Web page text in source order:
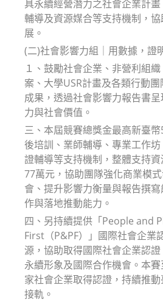
具永續經營潛力之社會企業計
輔導及資源媒合等支持機制，
展。
(二)社會影響力組｜用數據，證
１、鼓勵社會企業、非營利組織
案、大學USR計畫及各類行動
成果，透過社會影響力報告書
力與社會價值。
三、本屆競賽總獎金最高新臺
後培訓、業師輔導、專業工作
證輔導等支持機制，整體支持
77萬元，協助團隊強化商業模
會、提升影響力衡量與報告撰
作與落地推動能力。
四、另持續提供「People and
First（P&PF）」國際社會企業
源，協助取得國際社會企業認證
永續形象及國際合作機會。本
家社會企業取得認證，持續推
接軌。